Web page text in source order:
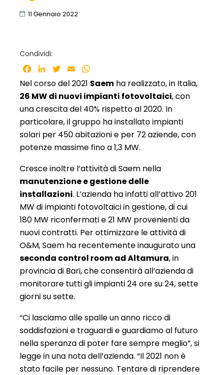
11 Gennaio 2022
Condividi:
Facebook
LinkedInTwitter
Email
Nel corso del 2021 Saem ha realizzato, in Italia,
26 MW di nuovi impianti fotovoltaici, con
una crescita del 40% rispetto al 2020. In
particolare, il gruppo ha installato impianti
solari per 450 abitazioni e per 72 aziende, con
potenze massime fino a 1,3 MW.
Cresce inoltre l’attività di Saem nella
manutenzione e gestione delle
installazioni. L’azienda ha infatti all’attivo 201
MW di impianti fotovoltaici in gestione, di cui
180 MW riconfermati e 21 MW provenienti da
nuovi contratti. Per ottimizzare le attività di
O&M, Saem ha recentemente inaugurato una
seconda control room ad Altamura, in
provincia di Bari, che consentirà all’azienda di
monitorare tutti gli impianti 24 ore su 24, sette
giorni su sette.
“Ci lasciamo alle spalle un anno ricco di
soddisfazioni e traguardi e guardiamo al futuro
nella speranza di poter fare sempre meglio”, si
legge in una nota dell’azienda. “Il 2021 non è
stato facile per nessuno. Tentare di riprendere